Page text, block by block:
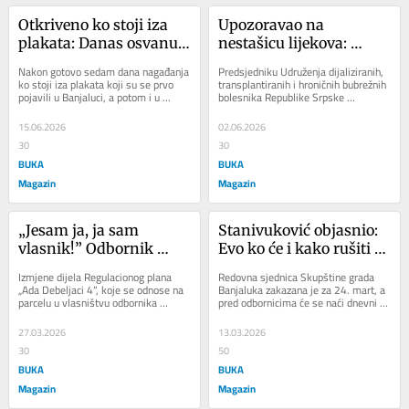
Otkriveno ko stoji iza
plakata: Danas osvanuo
Nakon gotovo sedam dana nagađanja
ko stoji iza plakata koji su se prvo
pojavili u Banjaluci, a potom i u
Istočnoj Ilidži, danas je stigao
odgovor....
15.06.2026
30
BUKA
Magazin
Upozoravao na
nestašicu lijekova:
ulazak u sve dijalizne
centre u RS
Predsjedniku Udruženja dijaliziranih,
transplantiranih i hroničnih bubrežnih
bolesnika Republike Srpske
Aleksandru Radunu zabranjen je
ulazak u...
02.06.2026
30
BUKA
Magazin
„Jesam ja, ja sam
vlasnik!” Odbornik
usvojila: Stanić inicirao
izmjene za sopstvenu
Izmjene dijela Regulacionog plana
„Ada Debeljaci 4“, koje se odnose na
parcelu u vlasništvu odbornika
Ujedinjene Srpske Nevena Stanića,
usvojene...
27.03.2026
30
BUKA
Magazin
Stanivuković objasnio:
Evo ko će i kako rušiti
Banjaluci
Redovna sjednica Skupštine grada
Banjaluka zakazana je za 24. mart, a
pred odbornicima će se naći dnevni
red sa ukupno 49 tačaka. Među njima
je i...
13.03.2026
50
BUKA
Magazin